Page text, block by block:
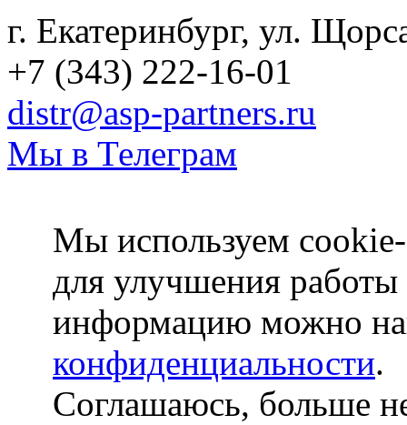
г. Екатеринбург, ул.
+7 (343) 222-16-01
distr@asp-partners.ru
Мы в Телеграм
Мы используем
для улучшения
информацию можно
конфиденциальности.
Соглашаюсь, больше